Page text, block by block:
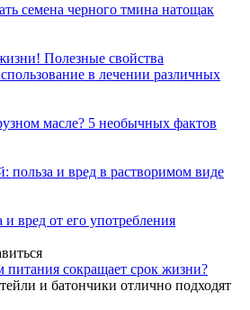
семена черного тмина натощак
Полезные свойства
в лечении различных
масле? 5 необычных фактов
польза и вред в растворимом виде
вред от его употребления
сокращает срок жизни?
и батончики отлично подходят